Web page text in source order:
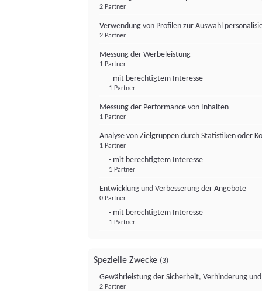
2 Partner
Verwendung von Profilen zur Auswahl
2 Partner
Messung der Werbeleistung
1 Partner
- mit berechtigtem Interesse
1 Partner
Messung der Performance von Inhalten
1 Partner
Analyse von Zielgruppen durch Statistiken oder
1 Partner
- mit berechtigtem Interesse
1 Partner
Entwicklung und Verbesserung der Angebote
0 Partner
- mit berechtigtem Interesse
1 Partner
Spezielle Zwecke (3)
Gewährleistung der Sicherheit, Verhinderung
2 Partner